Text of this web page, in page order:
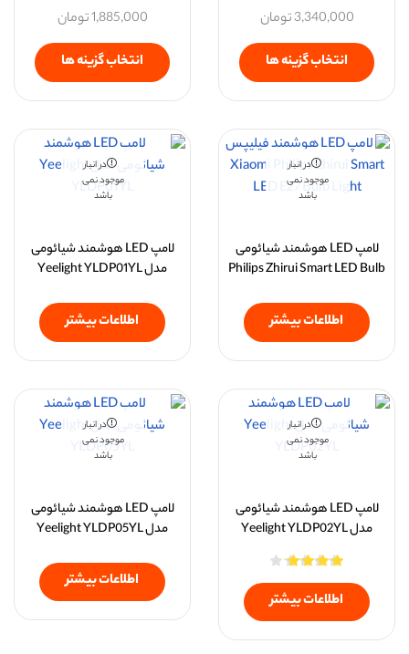
3,340,000تومان
انتخاب گزینه ها
1,885,000تومان
انتخاب گزینه ها
در انبار
موجود نمی
باشد
لامپ LED هوشمند شیائومی
Philips Zhirui Smart LED Bulb
اطلاعات بیشتر
در انبار
موجود نمی
باشد
لامپ LED هوشمند شیائومی
مدل Yeelight YLDP01YL
اطلاعات بیشتر
در انبار
موجود نمی
باشد
لامپ LED هوشمند شیائومی
مدل Yeelight YLDP02YL
اطلاعات بیشتر
در انبار
موجود نمی
باشد
لامپ LED هوشمند شیائومی
مدل Yeelight YLDP05YL
اطلاعات بیشتر